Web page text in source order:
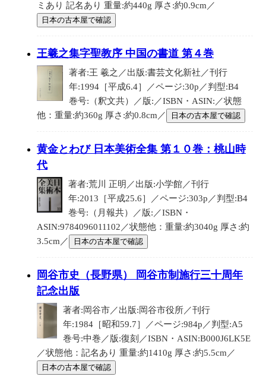
ミあり 記名あり 重量:約440g 厚さ:約0.9cm／
日本の古本屋で確認
王羲之集字聖教序 中国の書道 第４巻
著者:王 羲之／出版:書芸文化新社／刊行
年:1994［平成6.4］／ページ:30p／判型:B4
巻号:（釈文共）／版:／ISBN・ASIN:／状態
他：重量:約360g 厚さ:約0.8cm／
日本の古本屋で確認
黄金とわび 日本美術全集 第１０巻：桃山時
代
著者:荒川 正明／出版:小学館／刊行
年:2013［平成25.6］／ページ:303p／判型:B4
巻号:（月報共）／版:／ISBN・
ASIN:9784096011102／状態他：重量:約3040g 厚さ:約
3.5cm／
日本の古本屋で確認
岡谷市史（長野県） 岡谷市制施行三十周年
記念出版
著者:岡谷市／出版:岡谷市役所／刊行
年:1984［昭和59.7］／ページ:984p／判型:A5
巻号:中巻／版:復刻／ISBN・ASIN:B000J6LK5E
／状態他：記名あり 重量:約1410g 厚さ:約5.5cm／
日本の古本屋で確認